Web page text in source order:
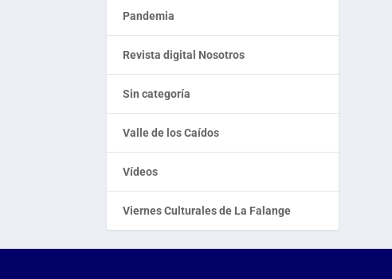
Pandemia
Revista digital Nosotros
Sin categoría
Valle de los Caídos
Vídeos
Viernes Culturales de La Falange